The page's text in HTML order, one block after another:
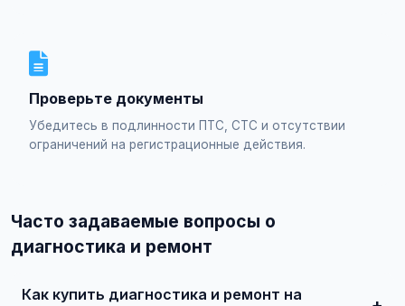
Проверьте документы
Убедитесь в подлинности ПТС, СТС и отсутствии
ограничений на регистрационные действия.
Часто задаваемые вопросы о
диагностика и ремонт
Как купить диагностика и ремонт на